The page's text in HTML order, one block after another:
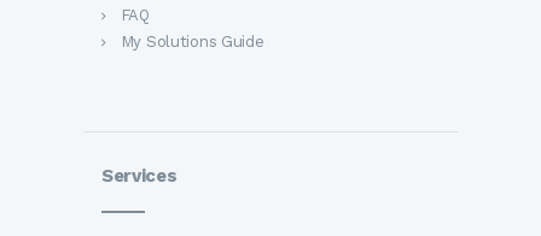
FAQ
My Solutions Guide
Services